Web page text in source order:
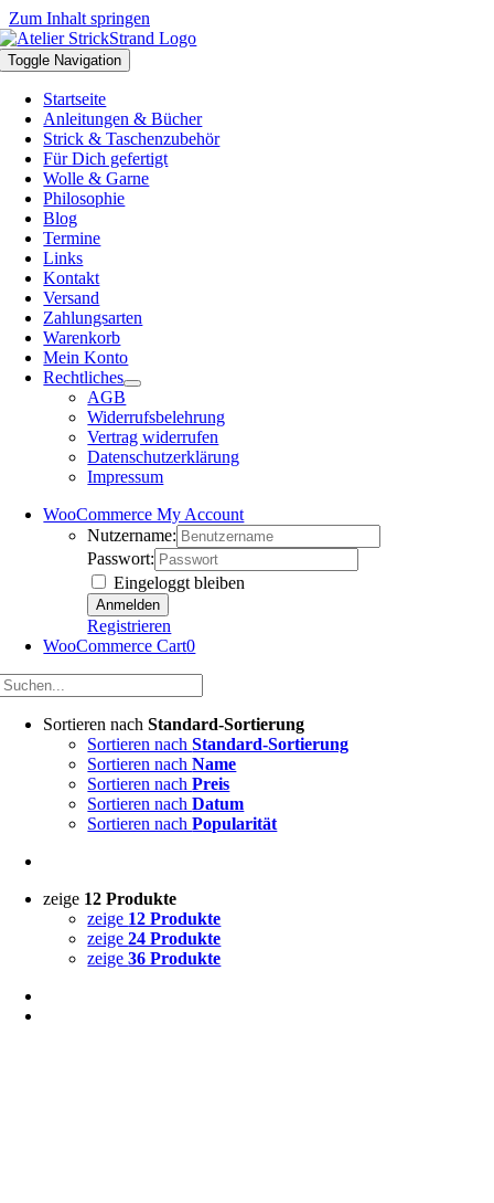
Zum Inhalt springen
Toggle Navigation
Startseite
Anleitungen & Bücher
Strick & Taschenzubehör
Für Dich gefertigt
Wolle & Garne
Philosophie
Blog
Termine
Links
Kontakt
Versand
Zahlungsarten
Warenkorb
Mein Konto
Rechtliches
AGB
Widerrufsbelehrung
Vertrag widerrufen
Datenschutzerklärung
Impressum
WooCommerce My Account
Nutzername:
Passwort:
Eingeloggt bleiben
Registrieren
WooCommerce Cart0
Sortieren nachStandard-Sortierung
Sortieren nachStandard-Sortierung
Sortieren nachName
Sortieren nachPreis
Sortieren nachDatum
Sortieren nachPopularität
zeige 12 Produkte
zeige 12 Produkte
zeige24 Produkte
zeige36 Produkte